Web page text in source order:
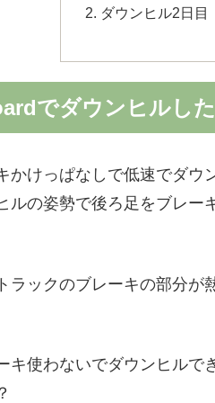
ダウンヒル2日目
でダウンヒルし
かけっぱなしで低速でダウ
ルの姿勢で後ろ足をブレ
ラックのブレーキの部分
キ使わないでダウンヒルで